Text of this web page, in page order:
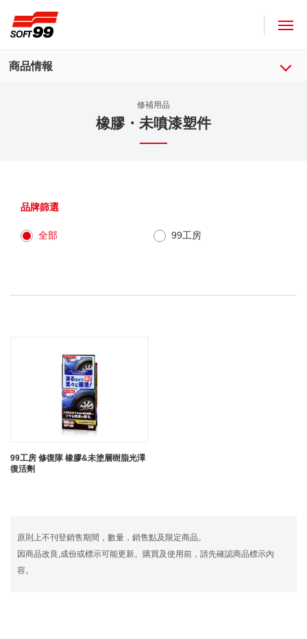
商品情報
修補用品
橡膠・未噴漆塑件
品牌篩選
全部 99工房
99工房 修復隊 橡膠&未塗層樹脂光澤
復活劑
原則上不刊登銷售期間，數量，銷售點及限定商品。
因商品改良,成份或標示可能更新。購買及使用前，請先確認商品標示內
容。